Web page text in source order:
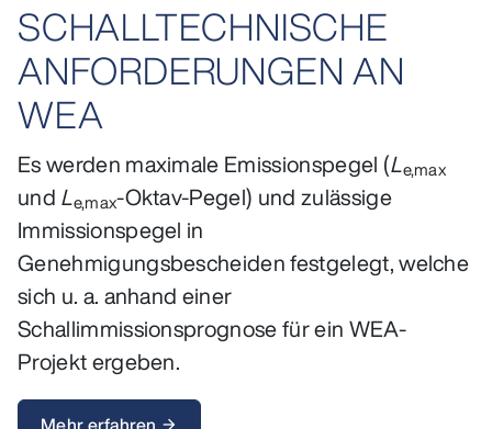
SCHALLTECHNISCHE
ANFORDERUNGEN AN
WEA
Es werden maximale Emissionspegel (Le,max
und Le,max-Oktav-Pegel) und zulässige
Immissionspegel in
Genehmigungsbescheiden festgelegt, welche
sich u. a. anhand einer
Schallimmissionsprognose für ein WEA-
Projekt ergeben.
arrow_forward